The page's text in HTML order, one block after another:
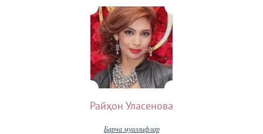
Райҳон Уласенова
Барча муаллифлар